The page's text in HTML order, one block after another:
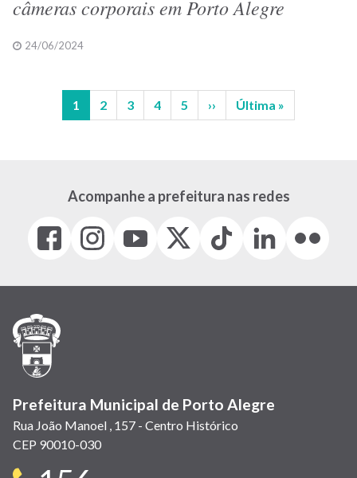
câmeras corporais em Porto Alegre
24/06/2024
Paginação
Página
atual
1 Página
2 Página
3 Página
4 Página
5
Próxima
página
››
Última
página
Última »
Acompanhe a prefeitura nas redes
Facebook
(link
em
janela)
Instagram
(link
em
(link
em
(Antigo
(link
Tiktok
(link
em
LinkedIn
(link
em
(link
em
Prefeitura Municipal de Porto Alegre
Rua João Manoel , 157 - Centro Histórico
CEP 90010-030